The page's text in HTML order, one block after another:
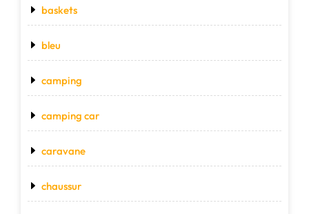
baskets
bleu
camping
camping car
caravane
chaussur